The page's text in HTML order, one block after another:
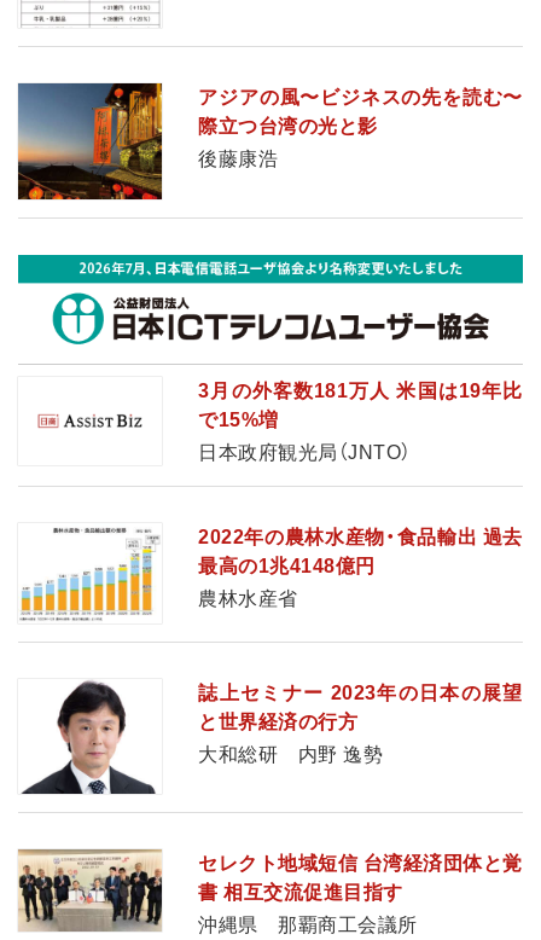
アジアの風〜ビジネスの先を読む〜
際立つ台湾の光と影
後藤康浩
3月の外客数181万人 米国は19年比
で15%増
日本政府観光局（JNTO）
2022年の農林水産物・食品輸出 過去
最高の1兆4148億円
農林水産省
誌上セミナー 2023年の日本の展望
と世界経済の行方
大和総研 内野 逸勢
セレクト地域短信 台湾経済団体と覚
書 相互交流促進目指す
沖縄県 那覇商工会議所